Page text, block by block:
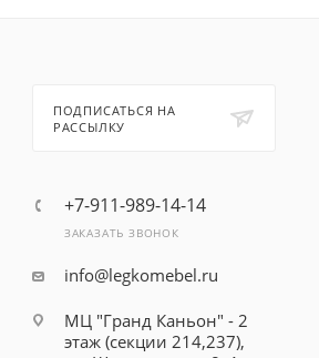
ПОДПИСАТЬСЯ НА
РАССЫЛКУ
+7-911-989-14-14
ЗАКАЗАТЬ ЗВОНОК
info@legkomebel.ru
МЦ "Гранд Каньон" - 2
этаж (секции 214,237),